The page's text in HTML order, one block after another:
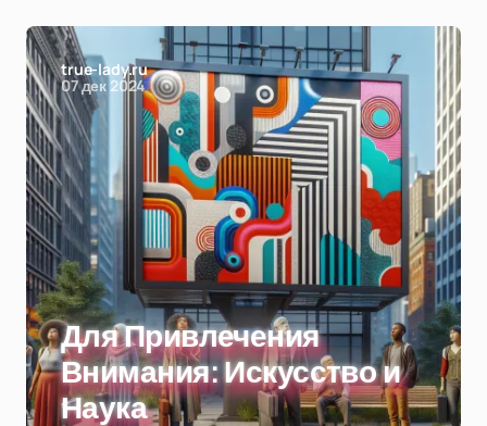
true-lady.ru
07 дек 2024
Для Привлечения
Внимания: Искусство и
Наука